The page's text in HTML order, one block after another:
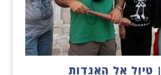
שלישי 4.8.26 | טיול אל האגדות